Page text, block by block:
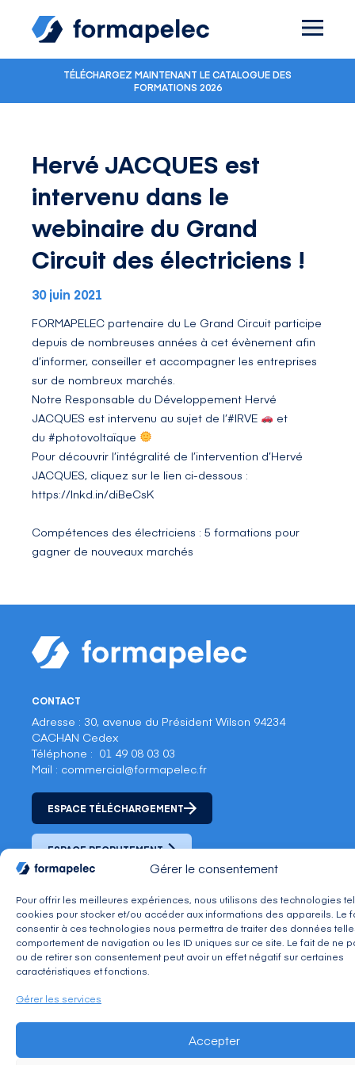
Gérer le consentement
Pour offrir les meilleures expériences, nous utilisons des technologies
cookies pour stocker et/ou accéder aux informations des appareils. Le
consentir à ces technologies nous permettra de traiter des données
comportement de navigation ou les ID uniques sur ce site. Le fait de ne
ou de retirer son consentement peut avoir un effet négatif sur certaines
caractéristiques et fonctions.
Gérer les services
Accepter
TÉLÉCHARGEZ MAINTENANT LE CATALOGUE DES
FORMATIONS 2026
Hervé JACQUES est
intervenu dans le
webinaire du Grand
Circuit des électriciens !
30 juin 2021
FORMAPELEC partenaire du Le Grand Circuit participe
depuis de nombreuses années à cet évènement afin
d’informer, conseiller et accompagner les entreprises
sur de nombreux marchés.
Notre Responsable du Développement Hervé
JACQUES est intervenu au sujet de l’#IRVE
et
du #photovoltaïque
Pour découvrir l’intégralité de l’intervention d’Hervé
JACQUES, cliquez sur le lien ci-dessous :
https://lnkd.in/diBeCsK
Compétences des électriciens : 5 formations pour
gagner de nouveaux marchés
CONTACT
Adresse : 30, avenue du Président Wilson 94234
CACHAN Cedex
Téléphone : 01 49 08 03 03
Mail : commercial@formapelec.fr
ESPACE TÉLÉCHARGEMENT
ESPACE RECRUTEMENT
Mentions légalesC.G.V.Politique de confidentialité
Tous droits réservés - Coccinet ©2026